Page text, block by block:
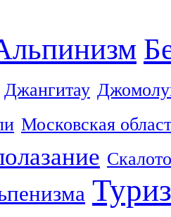
Джангитау
Московская